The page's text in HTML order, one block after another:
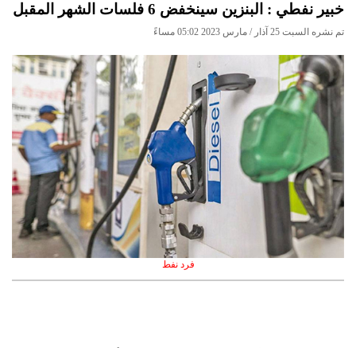
خبير نفطي : البنزين سينخفض 6 فلسات الشهر المقبل
تم نشره السبت 25 آذار / مارس 2023 05:02 مساءً
فرد نفط